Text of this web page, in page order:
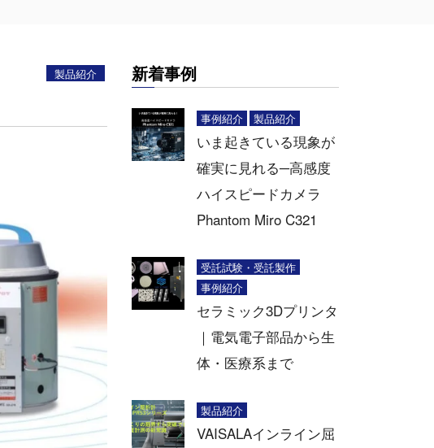
製品紹介 新着事例
事例紹介 製品紹介
いま起きている現象が
確実に見れる─高感度
ハイスピードカメラ
Phantom Miro C321
受託試験・受託製作
事例紹介
セラミック3Dプリンタ
｜電気電子部品から生
体・医療系まで
製品紹介
VAISALAインライン屈